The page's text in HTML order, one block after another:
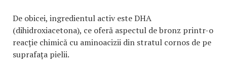
De obicei, ingredientul activ este DHA
(dihidroxiacetona), ce oferă aspectul de bronz printr-o
reacție chimică cu aminoacizii din stratul cornos de pe
suprafața pielii.